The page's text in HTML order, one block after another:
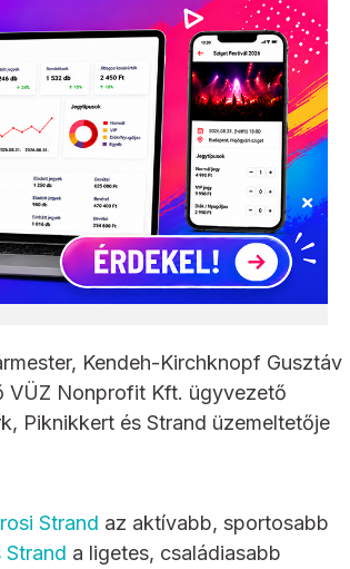
Kendeh-Kirchknopf Gusztáv
VÜZ Nonprofit Kft. ügyvezető
Piknikkert és Strand üzemeltetője
Strand az aktívabb, sportosabb
Strand a ligetes, családiasabb